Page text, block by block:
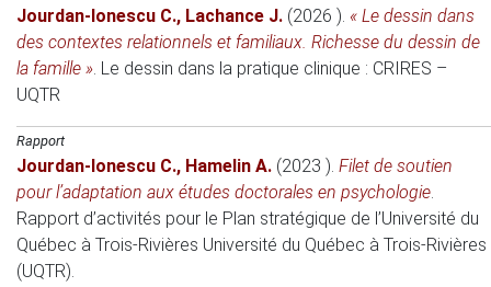
Jourdan-Ionescu C., Lachance J. (2026 ). « Le dessin dans
des contextes relationnels et familiaux. Richesse du dessin de
la famille ». Le dessin dans la pratique clinique : CRIRES –
UQTR
Rapport
Jourdan-Ionescu C., Hamelin A. (2023 ). Filet de soutien
pour l’adaptation aux études doctorales en psychologie.
Rapport d’activités pour le Plan stratégique de l’Université du
Québec à Trois-Rivières Université du Québec à Trois-Rivières
(UQTR).